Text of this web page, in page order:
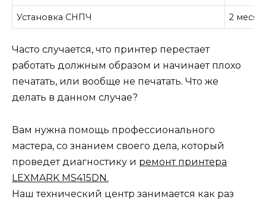
Установка СНПЧ 2
Часто случается, что принтер перестает
работать должным образом и начинает плохо
печатать, или вообще не печатать. Что же
делать в данном случае?
Вам нужна помощь профессионального
мастера, со знанием своего дела, который
проведет диагностику и ремонт принтера
LEXMARK MS415DN.
Наш технический центр занимается как раз